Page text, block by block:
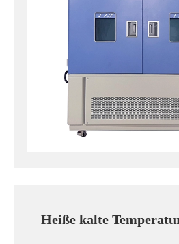
Heiße kalte